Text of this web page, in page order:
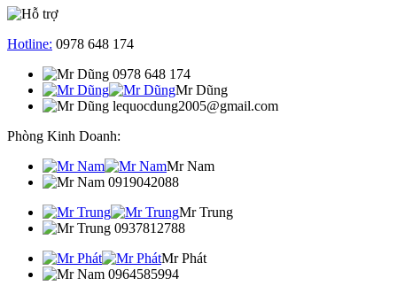
Hotline: 0978 648 174
0978 648 174
Mr Dũng
lequocdung2005@gmail.com
Phòng Kinh Doanh:
Mr Nam
0919042088
Mr Trung
0937812788
Mr Phát
0964585994